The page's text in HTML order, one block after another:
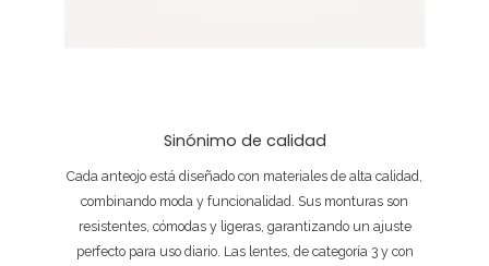
Sinónimo de calidad
Cada anteojo está diseñado con materiales de alta calidad,
combinando moda y funcionalidad. Sus monturas son
resistentes, cómodas y ligeras, garantizando un ajuste
perfecto para uso diario. Las lentes, de categoría 3 y con